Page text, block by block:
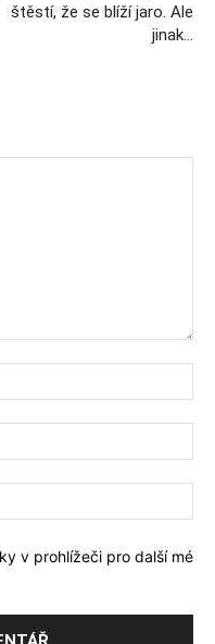
štěstí, že se blíží jaro. Ale
jinak…
v prohlížeči pro další mé